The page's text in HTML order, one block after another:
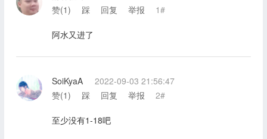
赞(1) 踩 回复 举报 1#
阿水又进了
SoiKyaA
2022-09-03 21:56:47
赞(1) 踩 回复 举报 2#
至少没有1-18吧